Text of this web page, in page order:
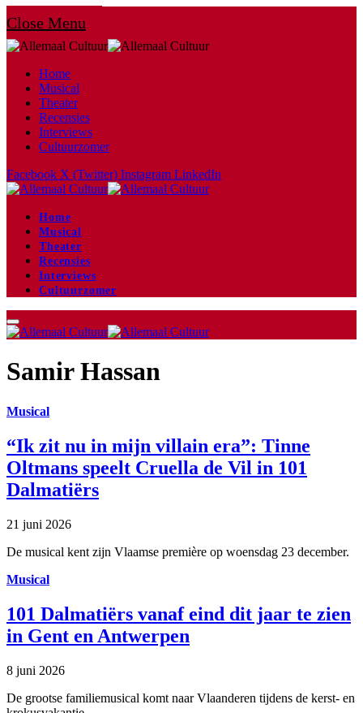
Close Menu
Home
Musical
Theater
Recensies
Interviews
Cultuurzomer
Facebook X (Twitter) Instagram LinkedIn
Home
Musical
Theater
Recensies
Interviews
Cultuurzomer
Samir Hassan
Musical
“Ik zit nu in mijn villain era”: Tinne
Oltmans speelt Cruella de Vil in 101
Dalmatiërs
21 juni 2026
De musical kent zijn Vlaamse première op woensdag 23 december.
Musical
101 Dalmatiërs vanaf eind dit jaar te zien
in Gent en Antwerpen
8 juni 2026
De grootse familiemusical komt naar Vlaanderen tijdens de kerst- en